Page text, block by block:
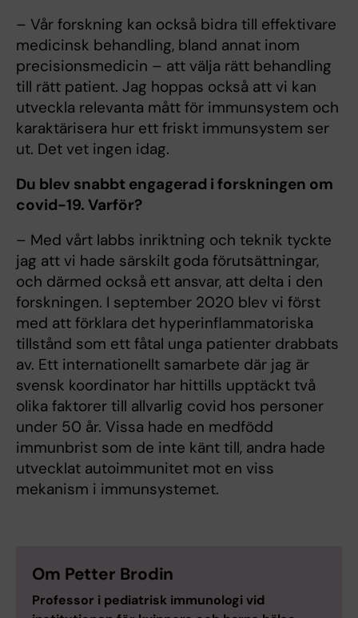
– Vår forskning kan också bidra till effektivare
medicinsk behandling, bland annat inom
precisionsmedicin – att välja rätt behandling
till rätt patient. Jag hoppas också att vi kan
utveckla relevanta mått för immunsystem och
karaktärisera hur ett friskt immunsystem ser
ut. Det vet ingen idag.
Du blev snabbt engagerad i forskningen om
covid-19. Varför?
– Med vårt labbs inriktning och teknik tyckte
jag att vi hade särskilt goda förutsättningar,
och därmed också ett ansvar, att delta i den
forskningen. I september 2020 blev vi först
med att förklara det hyperinflammatoriska
tillstånd som ett fåtal unga patienter drabbats
av. Ett internationellt samarbete där jag är
svensk koordinator har hittills upptäckt två
olika faktorer till allvarlig covid hos personer
under 50 år. Vissa hade en medfödd
immunbrist som de inte känt till, andra hade
utvecklat autoimmunitet mot en viss
mekanism i immunsystemet.
Om Petter Brodin
Professor i pediatrisk immunologi vid